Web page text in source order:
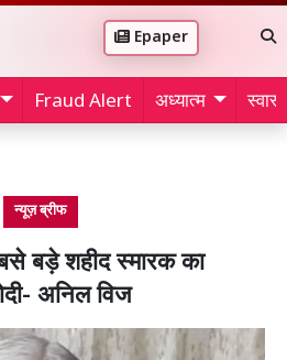
Epaper
Fraud Alert अध्यात्म
न्यूज़ ब्रीफ
बड़े शहीद स्मारक का
अनिल विज